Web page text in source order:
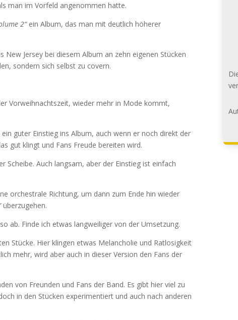
man im Vorfeld angenommen hatte.
2“ein Album, das man mit deutlich höherer
Jersey bei diesem Album an zehn eigenen Stücken
sondern sich selbst zu covern.
Vorweihnachtszeit, wieder mehr in Mode kommt,
guter Einstieg ins Album, auch wenn er noch direkt der
gut klingt und Fans Freude bereiten wird.
Scheibe. Auch langsam, aber der Einstieg ist einfach
orchestrale Richtung, um dann zum Ende hin wieder
überzugehen.
ab. Finde ich etwas langweiliger von der Umsetzung.
Stücke. Hier klingen etwas Melancholie und Ratlosigkeit
mehr, wird aber auch in dieser Version den Fans der
von Freunden und Fans der Band. Es gibt hier viel zu
in den Stücken experimentiert und auch nach anderen